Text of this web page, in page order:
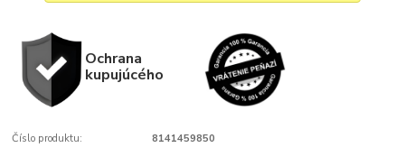
Ochrana
kupujúcého
Číslo produktu: 8141459850